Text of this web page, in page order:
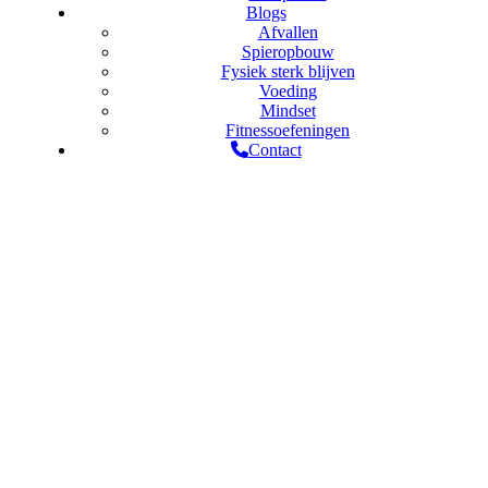
Blogs
Afvallen
Spieropbouw
Fysiek sterk blijven
Voeding
Mindset
Fitnessoefeningen
Contact